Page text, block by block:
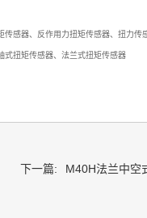
感器、反作用力扭矩传感器、扭力
式扭矩传感器、法兰式扭矩传感器
下一篇: M40H法兰中空